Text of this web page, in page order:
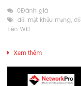
0Đánh giá
đổi mật khẩu mạng,
Tên Wifi
Xem thêm